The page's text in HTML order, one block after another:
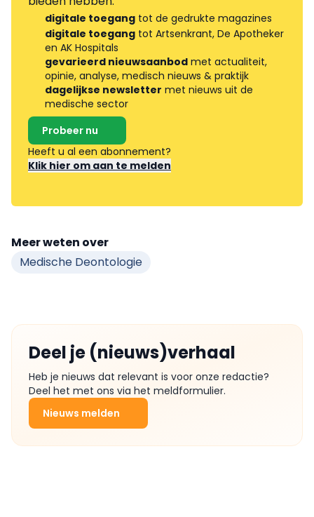
digitale toegang tot de gedrukte magazines
digitale toegang tot Artsenkrant, De Apotheker
en AK Hospitals
gevarieerd nieuwsaanbod met actualiteit,
opinie, analyse, medisch nieuws & praktijk
dagelijkse newsletter met nieuws uit de
medische sector
Probeer nu
Heeft u al een abonnement?
Klik hier om aan te melden
Meer weten over
Medische Deontologie
Deel je (nieuws)verhaal
Heb je nieuws dat relevant is voor onze redactie?
Deel het met ons via het meldformulier.
Nieuws melden